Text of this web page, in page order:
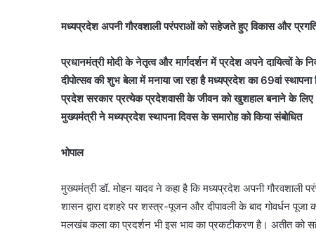
मध्यप्रदेश अपनी गौरवशाली परंपराओं को सहेजते हुए विकास और
प्रधानमंत्री मोदी के नेतृत्व और मार्गदर्शन में प्रदेश अपने दायित्वों के
दीपोत्सव की शुभ बेला में मनाया जा रहा है मध्यप्रदेश का 69वां स्थापना
प्रदेश सरकार प्रत्येक प्रदेशवासी के जीवन को खुशहाल बनाने के लिए
मुख्यमंत्री ने मध्यप्रदेश स्थापना दिवस के समारोह को किया संबोधित
भोपाल
मुख्यमंत्री डॉ. मोहन यादव ने कहा है कि मध्यप्रदेश अपनी
शासन द्वारा दशहरे पर शस्त्र-पूजन और दीपावली के बाद गोवर्धन
मलखंब कला का प्रदर्शन भी इस भाव का प्रकटीकरण है। अतीत को